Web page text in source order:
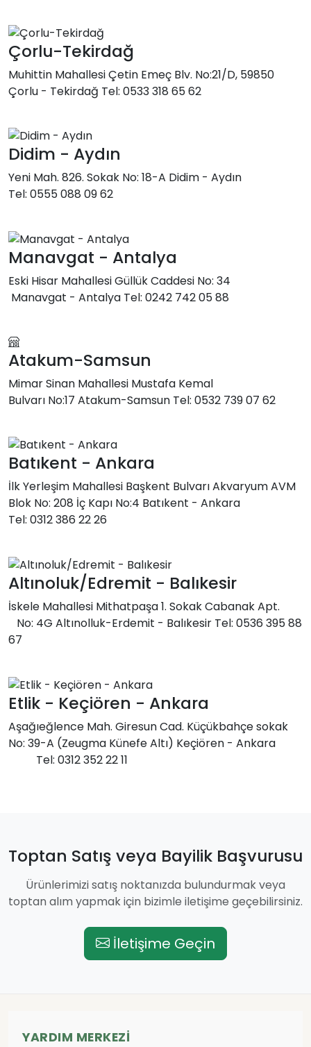
Çorlu-Tekirdağ
Muhittin Mahallesi Çetin Emeç Blv. No:21/D, 59850
Çorlu - Tekirdağ Tel: 0533 318 65 62
Didim - Aydın
Yeni Mah. 826. Sokak No: 18-A Didim - Aydın
Tel: 0555 088 09 62
Manavgat - Antalya
Eski Hisar Mahallesi Güllük Caddesi No: 34
Manavgat - Antalya Tel: 0242 742 05 88
Atakum-Samsun
Mimar Sinan Mahallesi Mustafa Kemal
Bulvarı No:17 Atakum-Samsun Tel: 0532 739 07 62
Batıkent - Ankara
İlk Yerleşim Mahallesi Başkent Bulvarı Akvaryum AVM
Blok No: 208 İç Kapı No:4 Batıkent - Ankara
Tel: 0312 386 22 26
Altınoluk/Edremit - Balıkesir
İskele Mahallesi Mithatpaşa 1. Sokak Cabanak Apt.
No: 4G Altınolluk-Erdemit - Balıkesir Tel: 0536 395 88
67
Etlik - Keçiören - Ankara
Aşağıeğlence Mah. Giresun Cad. Küçükbahçe sokak
No: 39-A (Zeugma Künefe Altı) Keçiören - Ankara
Tel: 0312 352 22 11
Toptan Satış veya Bayilik Başvurusu
Ürünlerimizi satış noktanızda bulundurmak veya
toptan alım yapmak için bizimle iletişime geçebilirsiniz.
İletişime Geçin
YARDIM MERKEZI